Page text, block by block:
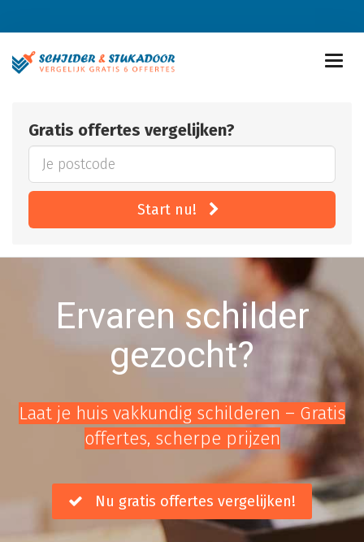
Gratis offertes vergelijken?
Start nu!
Ervaren schilder
gezocht?
Laat je huis vakkundig schilderen – Gratis
offertes, scherpe prijzen
Nu gratis offertes vergelijken!